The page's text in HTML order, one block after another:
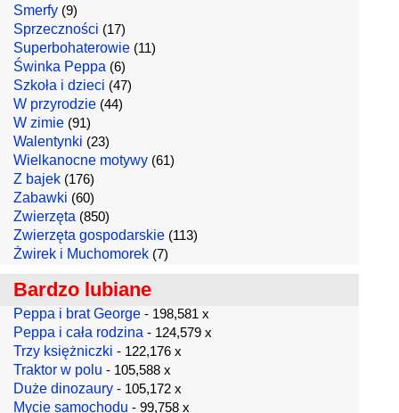
Smerfy (9)
Sprzeczności (17)
Superbohaterowie (11)
Świnka Peppa (6)
Szkoła i dzieci (47)
W przyrodzie (44)
W zimie (91)
Walentynki (23)
Wielkanocne motywy (61)
Z bajek (176)
Zabawki (60)
Zwierzęta (850)
Zwierzęta gospodarskie (113)
Żwirek i Muchomorek (7)
Bardzo lubiane
Peppa i brat George - 198,581 x
Peppa i cała rodzina - 124,579 x
Trzy księżniczki - 122,176 x
Traktor w polu - 105,588 x
Duże dinozaury - 105,172 x
Mycie samochodu - 99,758 x